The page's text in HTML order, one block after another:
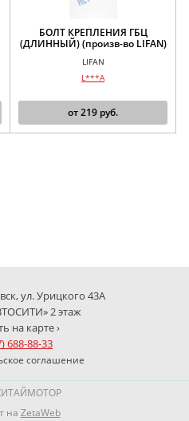
БОЛТ КРЕПЛЕНИЯ ГБЦ
(ДЛИННЫЙ) (произв-во LIFAN)
LIFAN
L***A
от219 руб.
ул. Урицкого 43А
2 этаж
на карте ›
688-88-33
соглашение
на ZetaWeb